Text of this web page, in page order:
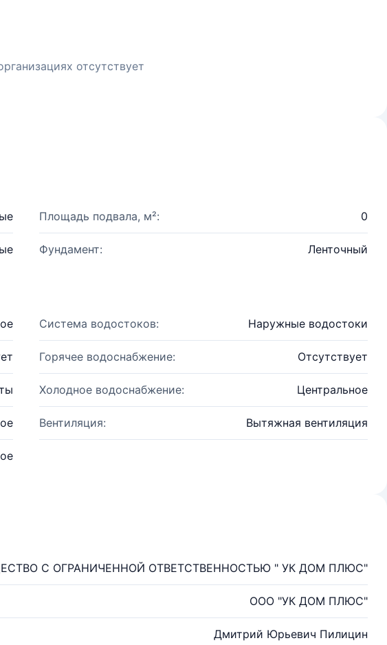
отсутствует
Площадь подвала, м²: 0
Фундамент: Ленточный
Система водостоков: Наружные водостоки
Горячее водоснабжение: Отсутствует
Холодное водоснабжение: Центральное
Вентиляция: Вытяжная вентиляция
С ОГРАНИЧЕННОЙ ОТВЕТСТВЕННОСТЬЮ " УК ДОМ ПЛЮС"
ООО "УК ДОМ ПЛЮС"
Дмитрий Юрьевич Пилицин